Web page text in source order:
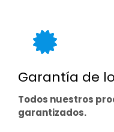
Garantía de
Todos nuestros
garantizados.